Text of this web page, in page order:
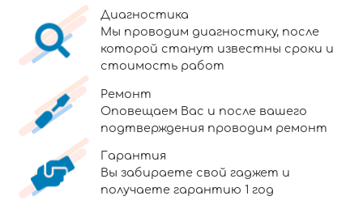
Диагностика
Мы проводим диагностику, после
которой станут известны сроки и
стоимость работ
Ремонт
Оповещаем Вас и после вашего
подтверждения проводим ремонт
Гарантия
Вы забираете свой гаджет и
получаете гарантию 1 год